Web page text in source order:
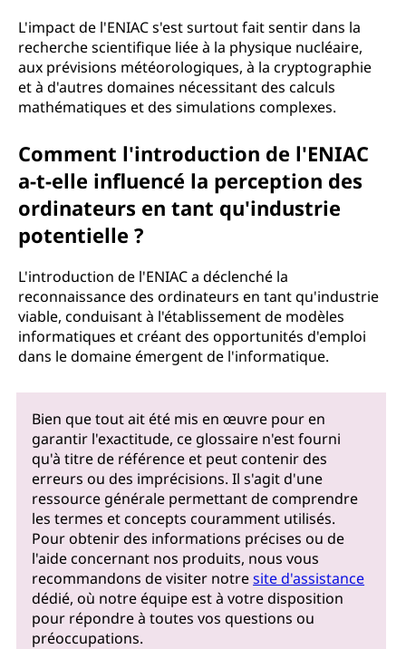
L'impact de l'ENIAC s'est surtout fait sentir dans la
recherche scientifique liée à la physique nucléaire,
aux prévisions météorologiques, à la cryptographie
et à d'autres domaines nécessitant des calculs
mathématiques et des simulations complexes.
Comment l'introduction de l'ENIAC
a-t-elle influencé la perception des
ordinateurs en tant qu'industrie
potentielle ?
L'introduction de l'ENIAC a déclenché la
reconnaissance des ordinateurs en tant qu'industrie
viable, conduisant à l'établissement de modèles
informatiques et créant des opportunités d'emploi
dans le domaine émergent de l'informatique.
Bien que tout ait été mis en œuvre pour en
garantir l'exactitude, ce glossaire n'est fourni
qu'à titre de référence et peut contenir des
erreurs ou des imprécisions. Il s'agit d'une
ressource générale permettant de comprendre
les termes et concepts couramment utilisés.
Pour obtenir des informations précises ou de
l'aide concernant nos produits, nous vous
recommandons de visiter notresite d'assistance
dédié, où notre équipe est à votre disposition
pour répondre à toutes vos questions ou
préoccupations.